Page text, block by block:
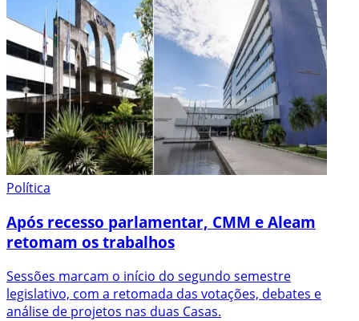
Política
Após recesso parlamentar, CMM e Aleam
retomam os trabalhos
Sessões marcam o início do segundo semestre
legislativo, com a retomada das votações, debates e
análise de projetos nas duas Casas.